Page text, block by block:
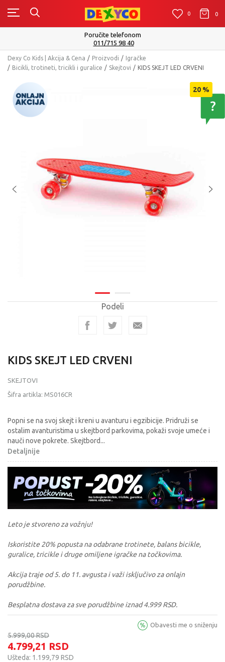
0 0 0
Poručite telefonom
011/715 98 40
Dexy Co Kids | Akcija & Cena Proizvodi
Igračke
Bicikli, trotineti, tricikli i guralice
Skejtovi KIDS SKEJT LED CRVENI
20 %
Podeli
KIDS SKEJT LED CRVENI
SKEJTOVI
Šifra artikla: MS016CR
Popni se na svoj skejt i kreni u avanturu i egzibicije. Pridruži se
ostalim avanturistima u skejtbord parkovima, pokaži svoje umeće i
nauči nove pokrete. Skejtbord...
Detaljnije
Leto je stvoreno za vožnju!
Iskoristite 20% popusta na odabrane trotinete, balans bicikle,
guralice, tricikle i druge omiljene igračke na točkovima.
Akcija traje od 5. do 11. avgusta i važi isključivo za onlajn
porudžbine.
Besplatna dostava za sve porudžbine iznad 4.999 RSD.
5.999,00RSD
4.799,21 RSD
Ušteda: 1.199,79 RSD
Obavesti me o sniženju